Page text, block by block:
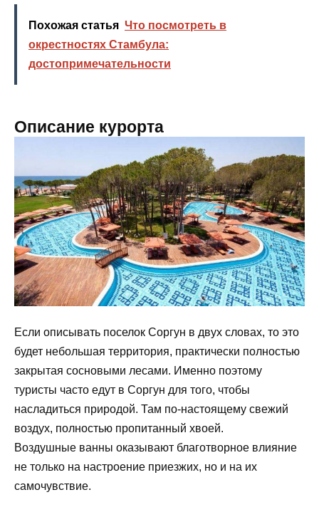
Похожая статья Что посмотреть в
окрестностях Стамбула:
достопримечательности
Описание курорта
Если описывать поселок Соргун в двух словах, то это
будет небольшая территория, практически полностью
закрытая сосновыми лесами. Именно поэтому
туристы часто едут в Соргун для того, чтобы
насладиться природой. Там по-настоящему свежий
воздух, полностью пропитанный хвоей.
Воздушные ванны оказывают благотворное влияние
не только на настроение приезжих, но и на их
самочувствие.